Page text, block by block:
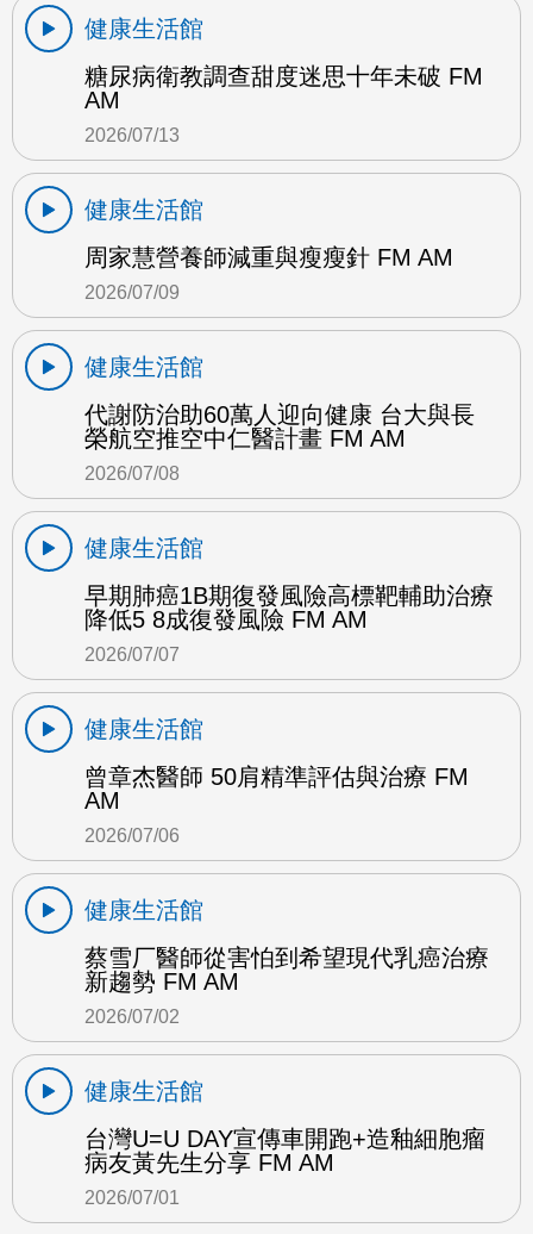
健康生活館
糖尿病衛教調查甜度迷思十年未破 FM
AM
2026/07/13
健康生活館
周家慧營養師減重與瘦瘦針 FM AM
2026/07/09
健康生活館
代謝防治助60萬人迎向健康 台大與長
榮航空推空中仁醫計畫 FM AM
2026/07/08
健康生活館
早期肺癌1B期復發風險高標靶輔助治療
降低5 8成復發風險 FM AM
2026/07/07
健康生活館
曾章杰醫師 50肩精準評估與治療 FM
AM
2026/07/06
健康生活館
蔡雪厂醫師從害怕到希望現代乳癌治療
新趨勢 FM AM
2026/07/02
健康生活館
台灣U=U DAY宣傳車開跑+造釉細胞瘤
病友黃先生分享 FM AM
2026/07/01